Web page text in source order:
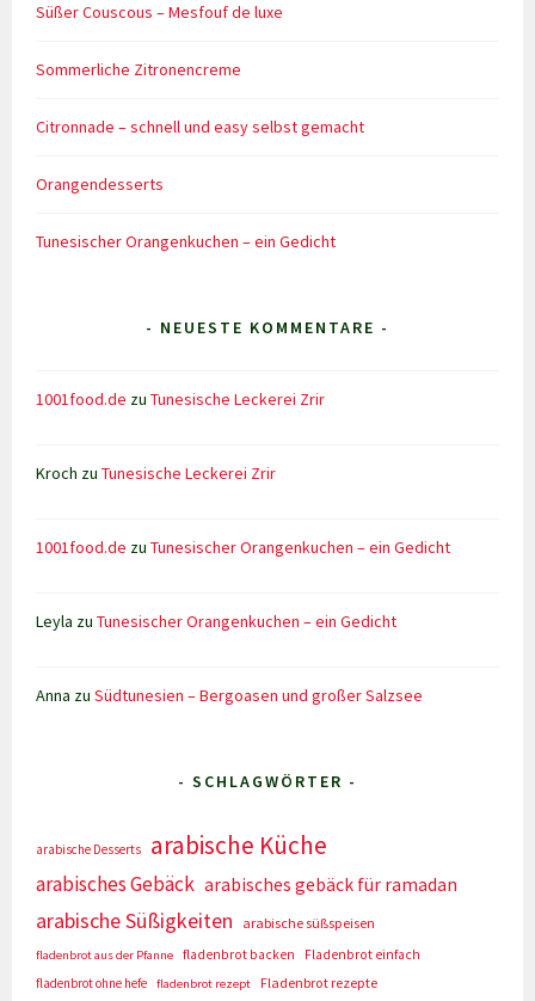
Süßer Couscous – Mesfouf de luxe
Sommerliche Zitronencreme
Citronnade – schnell und easy selbst gemacht
Orangendesserts
Tunesischer Orangenkuchen – ein Gedicht
- NEUESTE KOMMENTARE -
1001food.de zuTunesische Leckerei Zrir
Kroch zuTunesische Leckerei Zrir
1001food.de zuTunesischer Orangenkuchen – ein Gedicht
Leyla zuTunesischer Orangenkuchen – ein Gedicht
Anna zuSüdtunesien – Bergoasen und großer Salzsee
- SCHLAGWÖRTER -
arabische Desserts arabische Küche
arabisches Gebäck arabisches gebäck für ramadan
arabische Süßigkeiten arabische süßspeisen
fladenbrot aus der Pfanne fladenbrot backen
Fladenbrot einfach
fladenbrot ohne hefe
fladenbrot rezept Fladenbrot rezepte